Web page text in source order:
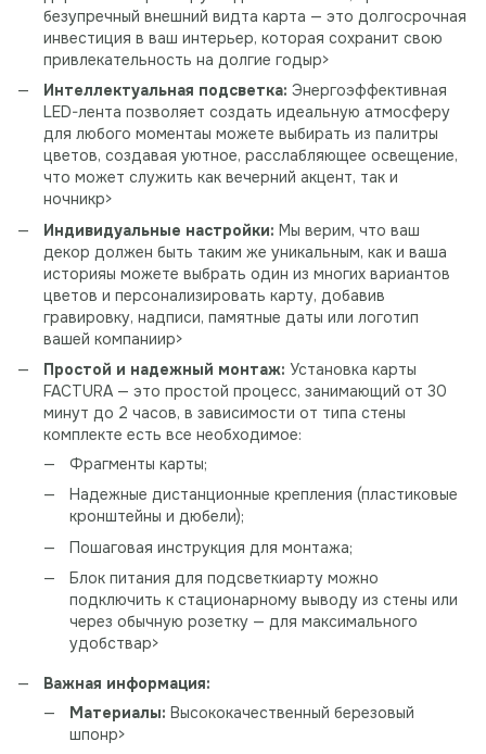
безупречный внешний видта карта — это долгосрочная
инвестиция в ваш интерьер, которая сохранит свою
привлекательность на долгие годыp>
Интеллектуальная подсветка: Энергоэффективная
LED-лента позволяет создать идеальную атмосферу
для любого моментаы можете выбирать из палитры
цветов, создавая уютное, расслабляющее освещение,
что может служить как вечерний акцент, так и
ночникp>
Индивидуальные настройки: Мы верим, что ваш
декор должен быть таким же уникальным, как и ваша
историяы можете выбрать один из многих вариантов
цветов и персонализировать карту, добавив
гравировку, надписи, памятные даты или логотип
вашей компанииp>
Простой и надежный монтаж: Установка карты
FACTURA — это простой процесс, занимающий от 30
минут до 2 часов, в зависимости от типа стены
комплекте есть все необходимое:
Фрагменты карты;
Надежные дистанционные крепления (пластиковые
кронштейны и дюбели);
Пошаговая инструкция для монтажа;
Блок питания для подсветкиарту можно
подключить к стационарному выводу из стены или
через обычную розетку — для максимального
удобстваp>
Важная информация:
Материалы: Высококачественный березовый
шпонp>